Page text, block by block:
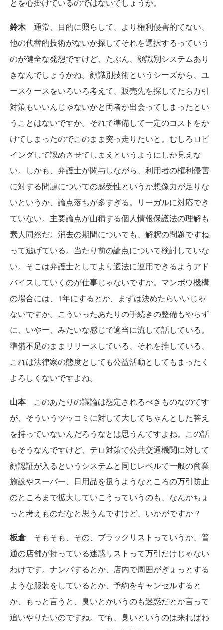
とを心掛けているのではないでしょうか。
鈴木 通常、目的に照らして、より権利侵害的でない、
他の代替的技術がないか探してそれを選択するっていう
のが健全な発想ですけど、たぶん、顔識別システムあり
きなんでしょうかね。顔識別技術というシーズから、ユ
ースケースをいろいろ考えて、販売先を探してたら万引
対策もいいんじゃないかと両者が出会ってしまったとい
うことはないですか。それで準備して一定のコストをか
けてしまったのでこのまま突っ走りたいと。むしろロビ
イングして認めさせてしまえというようにしか見えな
い。しかも、弁護士が関与しながら、利用者の権利侵害
に対する問題についての感受性というか想像力が足りな
いというか、論点落ちが多すぎる。リーガルに対応でき
ていない。主要論点が山積する個人情報保護法の理解も
素人同然だ。消去の期間についても、解釈の問題ですね
って逃げている。当たり前の論点について検討していな
い。そこは弁護士としてより適法に運用できるようアド
バイスしていくのが仕事じゃないですか。マンボウ機構
の場合には、1年にするとか、まずは決めたらいいじゃ
ないですか。こういったあたりの手続きの整備もやらず
に、いやー、みたいな感じで適当に流して話している。
準備不足のままリリースしている、それを推している、
これは法律家の態度としても公益活動としてもまったく
よろしくないですよね。
山本 このあたりの議論は想定されるべきものなのです
が、そういうツッコミに対して大してちゃんとした答え
を持っていないんだろうなとは思うんですよね。この話
もそうなんですけど、テロ対策で公共交通機関に対して
顔認証が入るというシステムと同じレベルで一般の商業
施設やスーパー、日用品を扱うようなところの万引防止
のところまで拡大していこうっていうのも、なんかちょ
っと考えものだなと思うんですけど、いかがですか？
板倉 そもそも、その、ブラックリストっていうか、普
通の店舗が持っている迷惑リストって万引だけじゃない
わけです。ナンパするとか、店内で周囲がぎょっとする
ような服装をしているとか、予約をキャンセルすると
か、もっと言うと、臭いとかいうのも迷惑だとか言って
追いやりたいのですね。でも、臭いというのは来ればわ